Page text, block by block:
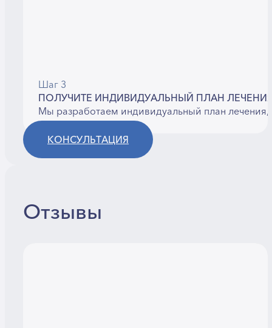
Шаг 3
ПОЛУЧИТЕ ИНДИВИДУАЛЬНЫЙ ПЛАН
Мы разработаем индивидуальный план
КОНСУЛЬТАЦИЯ
Отзывы